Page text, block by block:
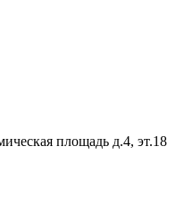
площадь д.4, эт.18